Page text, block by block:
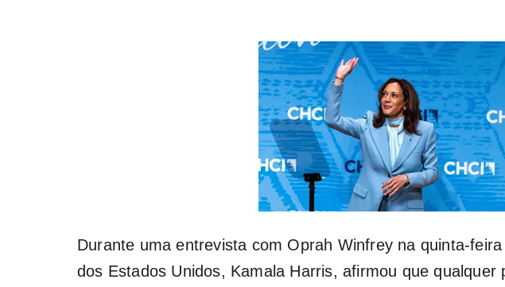
Durante uma entrevista com Oprah Winfrey na quinta-
dos Estados Unidos, Kamala Harris, afirmou que qualquer